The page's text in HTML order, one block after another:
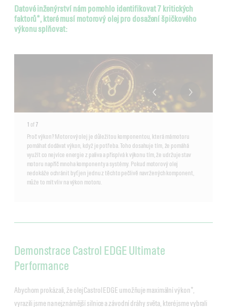
Datové inženýrství nám pomohlo identifikovat 7 kritických
faktorů*, které musí motorový olej pro dosažení špičkového
výkonu splňovat:
1 of 7
Proč výkon? Motorový olej je důležitou komponentou, která má motoru
pomáhat dodávat výkon, když je potřeba. Toho dosahuje tím, že pomáhá
využít co nejvíce energie z paliva a přispívá k výkonu tím, že udržuje stav
motoru napříč mnoha komponenty a systémy. Pokud motorový olej
nedokáže ochránit byť jen jednu z těchto pečlivě navržených komponent,
může to mít vliv na výkon motoru.
Demonstrace Castrol EDGE Ultimate
Performance
Abychom prokázali, že olej Castrol EDGE umožňuje maximální výkon*,
vyrazili jsme na nejznámější silnice a závodní dráhy světa, které jsme vybrali